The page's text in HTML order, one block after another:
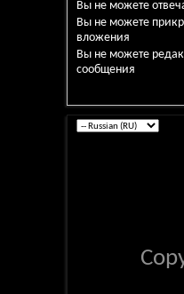
Вы не можете
Вы не можете
вложения
Вы не можете
сообщения